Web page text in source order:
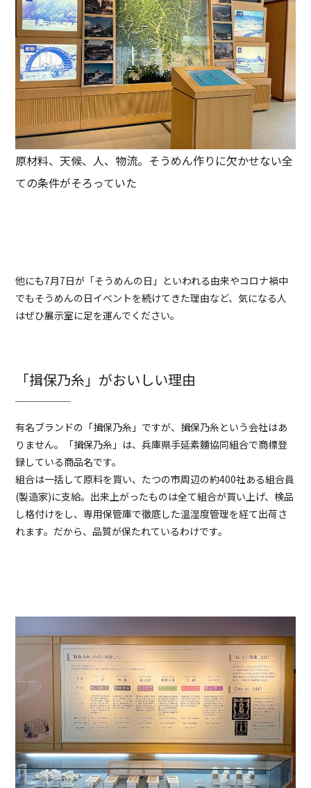
原材料、天候、人、物流。そうめん作りに欠かせない全
ての条件がそろっていた
他にも7月7日が「そうめんの日」といわれる由来やコロナ禍中
でもそうめんの日イベントを続けてきた理由など、気になる人
はぜひ展示室に足を運んでください。
「揖保乃糸」がおいしい理由
有名ブランドの「揖保乃糸」ですが、揖保乃糸という会社はあ
りません。「揖保乃糸」は、兵庫県手延素麵協同組合で商標登
録している商品名です。
組合は一括して原料を買い、たつの市周辺の約400社ある組合員
(製造家)に支給。出来上がったものは全て組合が買い上げ、検品
し格付けをし、専用保管庫で徹底した温湿度管理を経て出荷さ
れます。だから、品質が保たれているわけです。